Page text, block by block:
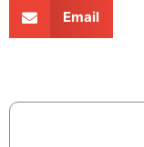
Email